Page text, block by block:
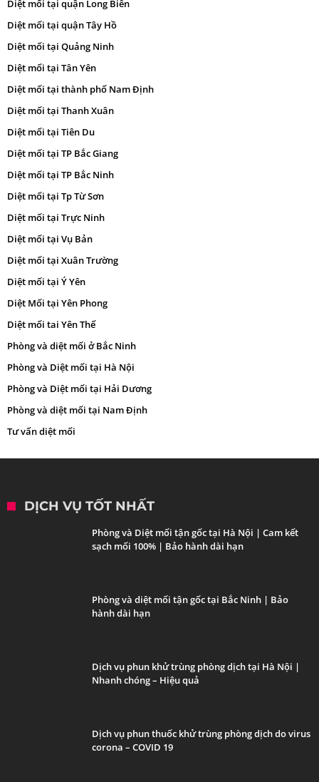
Diệt mối tại quận Long Biên
Diệt mối tại quận Tây Hồ
Diệt mối tại Quảng Ninh
Diệt mối tại Tân Yên
Diệt mối tại thành phố Nam Định
Diệt mối tại Thanh Xuân
Diệt mối tại Tiên Du
Diệt mối tại TP Bắc Giang
Diệt mối tại TP Bắc Ninh
Diệt mối tại Tp Từ Sơn
Diệt mối tại Trực Ninh
Diệt mối tại Vụ Bản
Diệt mối tại Xuân Trường
Diệt mối tại Ý Yên
Diệt Mối tại Yên Phong
Diệt mối tai Yên Thế
Phòng và diệt mối ở Bắc Ninh
Phòng và Diệt mối tại Hà Nội
Phòng và Diệt mối tại Hải Dương
Phòng và diệt mối tại Nam Định
Tư vấn diệt mối
DỊCH VỤ TỐT NHẤT
Phòng và Diệt mối tận gốc tại Hà Nội | Cam kết
sạch mối 100% | Bảo hành dài hạn
Phòng và diệt mối tận gốc tại Bắc Ninh | Bảo
hành dài hạn
Dịch vụ phun khử trùng phòng dịch tại Hà Nội |
Nhanh chóng – Hiệu quả
Dịch vụ phun thuốc khử trùng phòng dịch do virus
corona – COVID 19